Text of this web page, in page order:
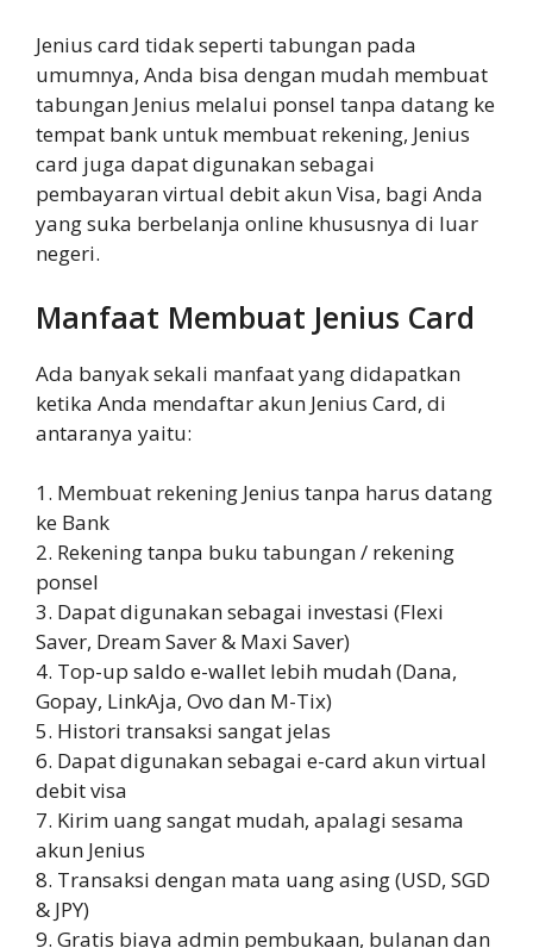
Jenius card tidak seperti tabungan pada
umumnya, Anda bisa dengan mudah membuat
tabungan Jenius melalui ponsel tanpa datang ke
tempat bank untuk membuat rekening, Jenius
card juga dapat digunakan sebagai
pembayaran virtual debit akun Visa, bagi Anda
yang suka berbelanja online khususnya di luar
negeri.
Manfaat Membuat Jenius Card
Ada banyak sekali manfaat yang didapatkan
ketika Anda mendaftar akun Jenius Card, di
antaranya yaitu:
1. Membuat rekening Jenius tanpa harus datang
ke Bank
2. Rekening tanpa buku tabungan / rekening
ponsel
3. Dapat digunakan sebagai investasi (Flexi
Saver, Dream Saver & Maxi Saver)
4. Top-up saldo e-wallet lebih mudah (Dana,
Gopay, LinkAja, Ovo dan M-Tix)
5. Histori transaksi sangat jelas
6. Dapat digunakan sebagai e-card akun virtual
debit visa
7. Kirim uang sangat mudah, apalagi sesama
akun Jenius
8. Transaksi dengan mata uang asing (USD, SGD
& JPY)
9. Gratis biaya admin pembukaan, bulanan dan